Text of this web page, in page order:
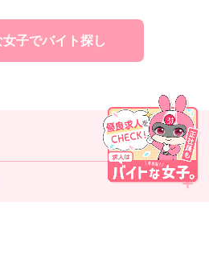
子でバイト探し